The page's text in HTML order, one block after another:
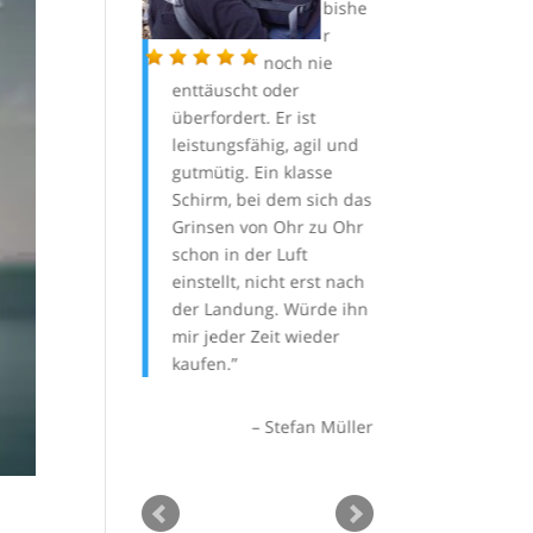
bishe
r
noch nie
enttäuscht oder
überfordert. Er ist
leistungsfähig, agil und
gutmütig. Ein klasse
Schirm, bei dem sich das
Grinsen von Ohr zu Ohr
schon in der Luft
einstellt, nicht erst nach
der Landung. Würde ihn
mir jeder Zeit wieder
kaufen.
Stefan Müller